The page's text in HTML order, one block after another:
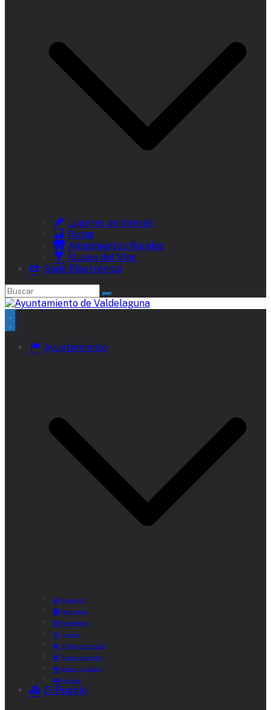
Lugares de Interés
Rutas
Alojamientos Rurales
Museo del Vino
Sede Electrónica
Ayuntamiento
Corporación
Documentos
Recaudación
Horarios
Empleo y Formación
Plenos Municipales
Boletín «De Valde»
Contacta
El Pueblo